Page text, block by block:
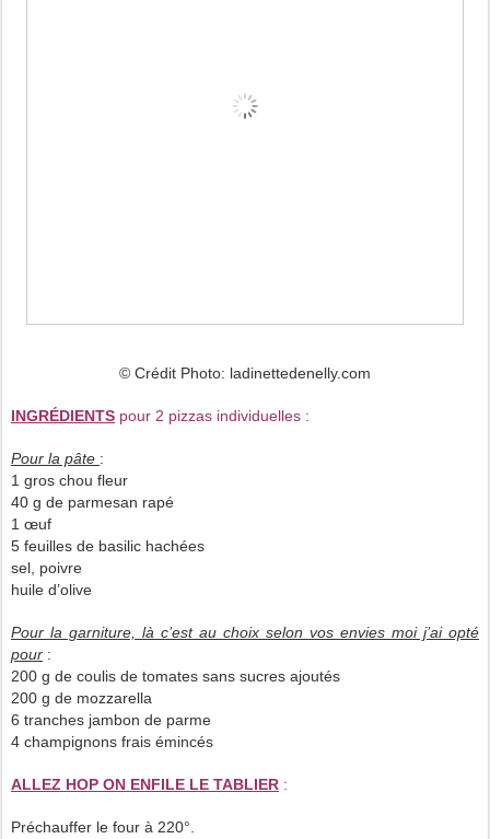
© Crédit Photo: ladinettedenelly.com
INGRÉDIENTS pour 2 pizzas individuelles :
Pour la pâte :
1 gros chou fleur
40 g de parmesan rapé
1 œuf
5 feuilles de basilic hachées
sel, poivre
huile d’olive
Pour la garniture, là c’est au choix selon vos envies moi j’ai opté
pour :
200 g de coulis de tomates sans sucres ajoutés
200 g de mozzarella
6 tranches jambon de parme
4 champignons frais émincés
ALLEZ HOP ON ENFILE LE TABLIER :
Préchauffer le four à 220°.